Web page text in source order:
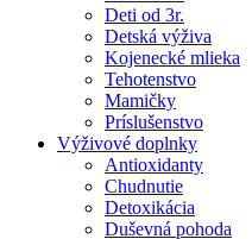
Deti od 3r.
Detská výživa
Kojenecké mlieka
Tehotenstvo
Mamičky
Príslušenstvo
Výživové doplnky
Antioxidanty
Chudnutie
Detoxikácia
Duševná pohoda